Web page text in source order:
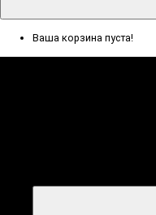
Ваша корзина пуста!